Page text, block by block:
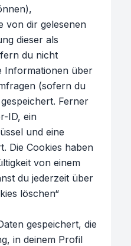
von dir gelesenen
dieser als
du nicht
Informationen über
(sofern du
Ferner
ID, ein
und eine
Die Cookies haben
von einem
du jederzeit über
löschen“
gespeichert, die
in deinem Profil